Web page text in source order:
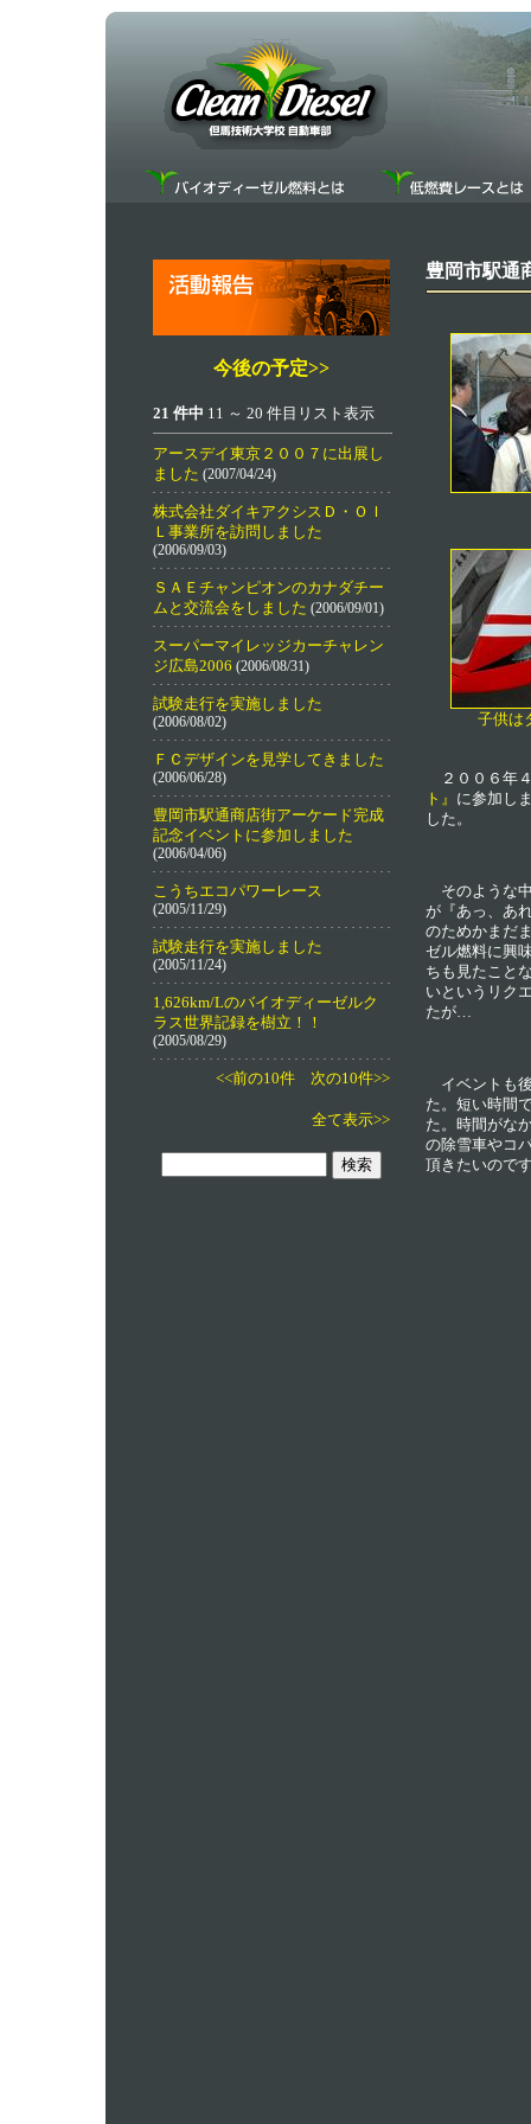
今後の予定>>
21 件中 11 ～ 20 件目リスト表示
アースデイ東京２００７に出展し
ました (2007/04/24)
株式会社ダイキアクシスＤ・ＯＩ
Ｌ事業所を訪問しました
(2006/09/03)
ＳＡＥチャンピオンのカナダチー
ムと交流会をしました (2006/09/01)
スーパーマイレッジカーチャレン
ジ広島2006 (2006/08/31)
試験走行を実施しました
(2006/08/02)
ＦＣデザインを見学してきました
(2006/06/28)
豊岡市駅通商店街アーケード完成
記念イベントに参加しました
(2006/04/06)
こうちエコパワーレース
(2005/11/29)
試験走行を実施しました
(2005/11/24)
1,626km/Lのバイオディーゼルク
ラス世界記録を樹立！！
(2005/08/29)
<<前の10件 次の10件>>
全て表示>>
豊岡市駅通
子供は
２００６年
ト』 に参加し
した。
そのような
が『あっ、あ
のためかまだ
ゼル燃料に興
ちも見たこと
いというリク
たが…
イベントも
た。短い時間
た。時間がな
の除雪車やコ
頂きたいので